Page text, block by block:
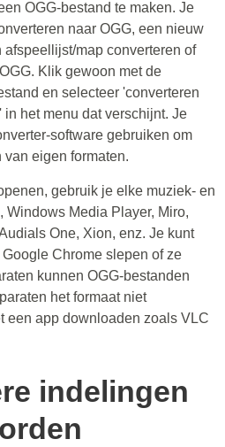
OGG-bestand te maken. Je
naar OGG, een nieuw
afspeellijst/map converteren of
Klik gewoon met de
en selecteer 'converteren
het menu dat verschijnt. Je
software gebruiken om
van eigen formaten.
gebruik je elke muziek- en
Media Player, Miro,
One, Xion, enz. Je kunt
Chrome slepen of ze
kunnen OGG-bestanden
het formaat niet
een app downloaden zoals VLC
indelingen